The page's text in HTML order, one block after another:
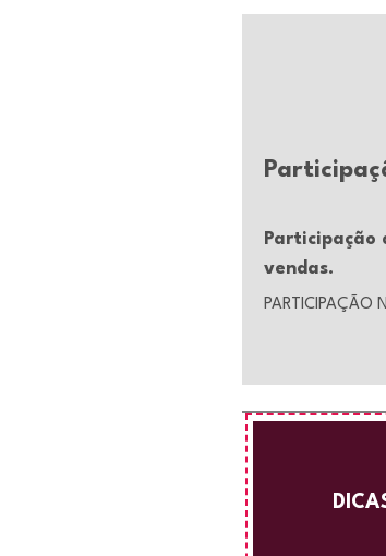
Participação
vendas.
PARTICIPAÇÃO